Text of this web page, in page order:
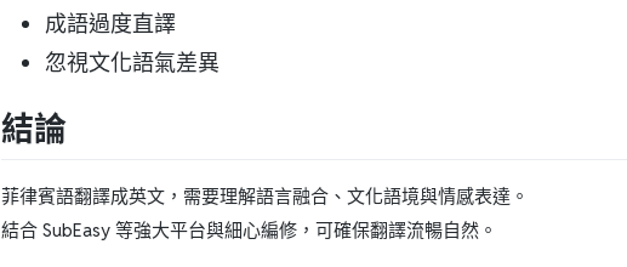
成語過度直譯
忽視文化語氣差異
結論
菲律賓語翻譯成英文，需要理解語言融合、文化語境與情感表達。
結合 SubEasy 等強大平台與細心編修，可確保翻譯流暢自然。